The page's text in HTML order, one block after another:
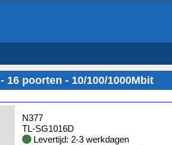
16 poorten - 10/100/1000Mbit
N377
TL-SG1016D
Levertijd: 2-3 werkdagen